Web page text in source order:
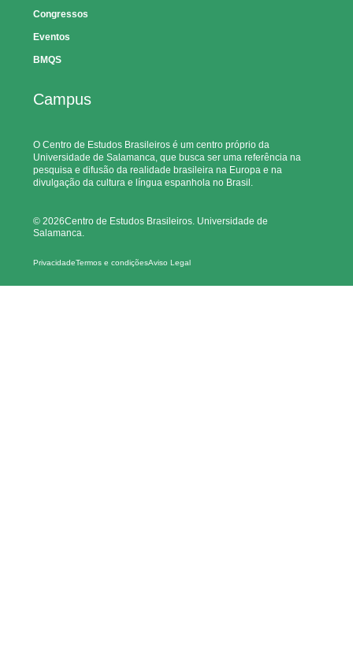
Congressos
Eventos
BMQS
Campus
O Centro de Estudos Brasileiros é um centro próprio da
Universidade de Salamanca, que busca ser uma referência na
pesquisa e difusão da realidade brasileira na Europa e na
divulgação da cultura e língua espanhola no Brasil.
© 2026Centro de Estudos Brasileiros. Universidade de
Salamanca.
PrivacidadeTermos e condiçõesAviso Legal